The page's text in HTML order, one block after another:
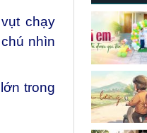
chạy
nhìn
trong